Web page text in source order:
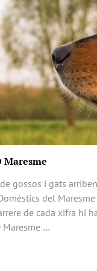
Maresme
gossos i gats
del
de cada xifra hi
Maresme …